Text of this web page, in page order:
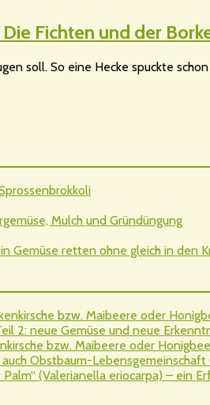
Fichten und der
soll. So eine Hecke spuckte
Mulch und Gründüngung
Gemüse retten ohne gleich in den
bzw. Maibeere oder
2: neue Gemüse und neue
bzw. Maibeere oder
Obstbaum-
(Valerianella eriocarpa) – ein